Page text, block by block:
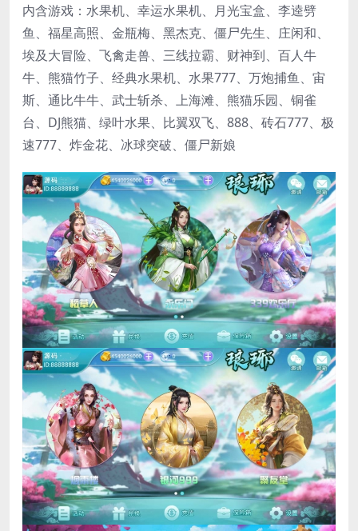
内含游戏：水果机、幸运水果机、月光宝盒、李逵劈
鱼、福星高照、金瓶梅、黑杰克、僵尸先生、庄闲和、
埃及大冒险、飞禽走兽、三线拉霸、财神到、百人牛
牛、熊猫竹子、经典水果机、水果777、万炮捕鱼、宙
斯、通比牛牛、武士斩杀、上海滩、熊猫乐园、铜雀
台、DJ熊猫、绿叶水果、比翼双飞、888、砖石777、极
速777、炸金花、冰球突破、僵尸新娘